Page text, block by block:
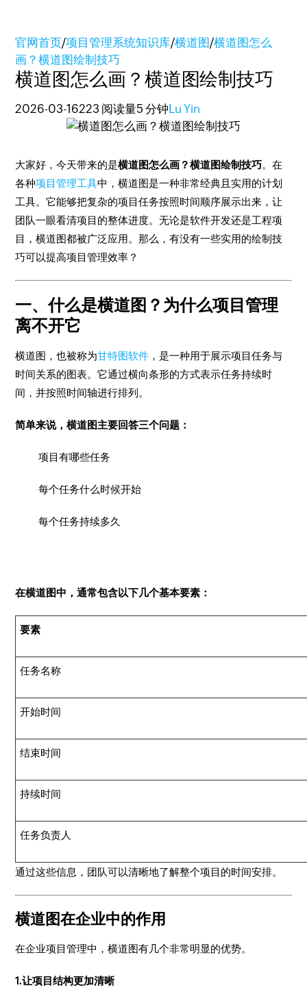
官网首页/项目管理系统知识库/横道图/横道图怎么
画？横道图绘制技巧
横道图怎么画？横道图绘制技巧
2026-03-16223 阅读量5 分钟 Lu Yin
大家好，今天带来的是横道图怎么画？横道图绘制技巧。在
各种项目管理工具中，横道图是一种非常经典且实用的计划
工具。它能够把复杂的项目任务按照时间顺序展示出来，让
团队一眼看清项目的整体进度。无论是软件开发还是工程项
目，横道图都被广泛应用。那么，有没有一些实用的绘制技
巧可以提高项目管理效率？
一、什么是横道图？为什么项目管理
离不开它
横道图，也被称为甘特图软件 ，是一种用于展示项目任务与
时间关系的图表。它通过横向条形的方式表示任务持续时
间，并按照时间轴进行排列。
简单来说，横道图主要回答三个问题：
项目有哪些任务
每个任务什么时候开始
每个任务持续多久
在横道图中，通常包含以下几个基本要素：
要素
任务名称
开始时间
结束时间
持续时间
任务负责人
通过这些信息，团队可以清晰地了解整个项目的时间安排。
横道图在企业中的作用
在企业项目管理中，横道图有几个非常明显的优势。
1.让项目结构更加清晰